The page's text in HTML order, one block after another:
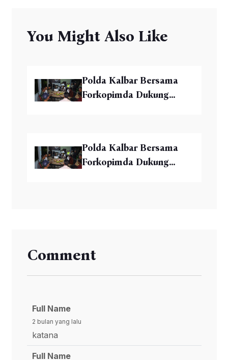
You Might Also Like
Polda Kalbar Bersama
Forkopimda Dukung...
Polda Kalbar Bersama
Forkopimda Dukung...
Comment
Full Name
2 bulan yang lalu
katana
Full Name